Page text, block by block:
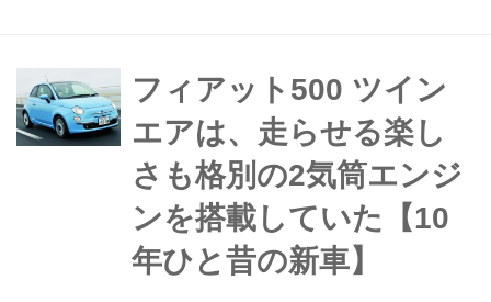
サイトを公開した。
フィアット500 ツイン
エアは、走らせる楽し
さも格別の2気筒エンジ
ンを搭載していた【10
年ひと昔の新車】